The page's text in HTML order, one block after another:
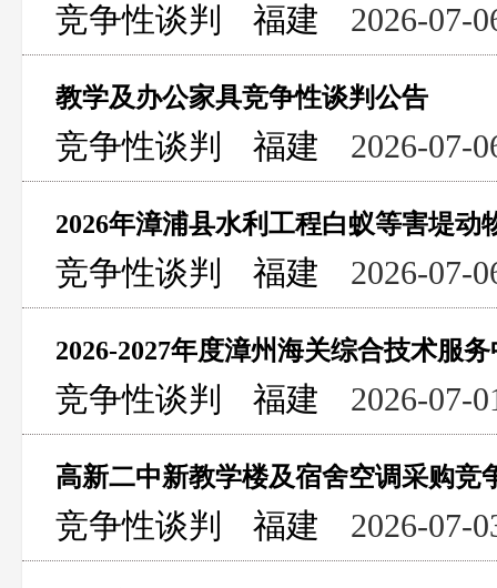
竞争性谈判 福建 2026-07-
教学及办公家具竞争性谈判公告
竞争性谈判 福建 2026-07-
2026年漳浦县水利工程白蚁等害堤
竞争性谈判 福建 2026-07-
2026-2027年度漳州海关综合技术服
竞争性谈判 福建 2026-07-
高新二中新教学楼及宿舍空调采购竞
竞争性谈判 福建 2026-07-